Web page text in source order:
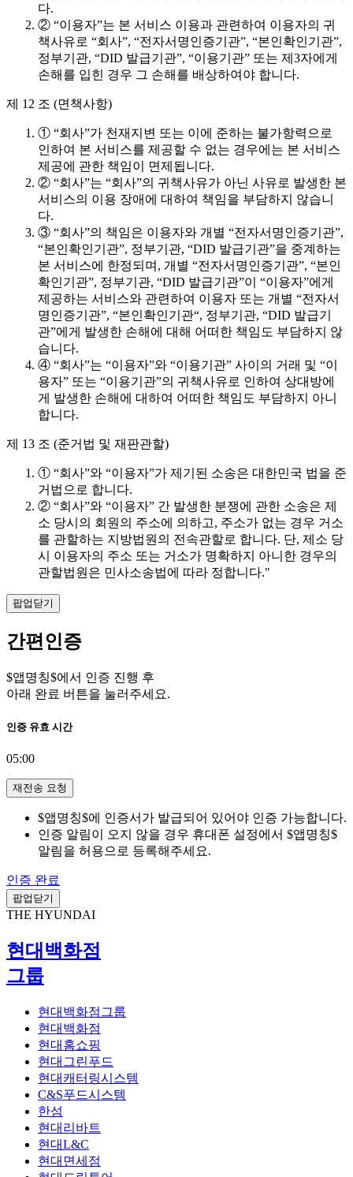
다.
② “이용자”는 본 서비스 이용과 관련하여 이용자의 귀
책사유로 “회사”, “전자서명인증기관”, “본인확인기관”,
정부기관, “DID 발급기관”, “이용기관” 또는 제3자에게
손해를 입힌 경우 그 손해를 배상하여야 합니다.
제 12 조 (면책사항)
① “회사”가 천재지변 또는 이에 준하는 불가항력으로
인하여 본 서비스를 제공할 수 없는 경우에는 본 서비스
제공에 관한 책임이 면제됩니다.
② “회사”는 “회사”의 귀책사유가 아닌 사유로 발생한 본
서비스의 이용 장애에 대하여 책임을 부담하지 않습니
다.
③ “회사”의 책임은 이용자와 개별 “전자서명인증기관”,
“본인확인기관”, 정부기관, “DID 발급기관”을 중계하는
본 서비스에 한정되며, 개별 “전자서명인증기관”, “본인
확인기관”, 정부기관, “DID 발급기관”이 “이용자”에게
제공하는 서비스와 관련하여 이용자 또는 개별 “전자서
명인증기관”, “본인확인기관“, 정부기관, “DID 발급기
관”에게 발생한 손해에 대해 어떠한 책임도 부담하지 않
습니다.
④ “회사”는 “이용자”와 “이용기관” 사이의 거래 및 “이
용자” 또는 “이용기관”의 귀책사유로 인하여 상대방에
게 발생한 손해에 대하여 어떠한 책임도 부담하지 아니
합니다.
제 13 조 (준거법 및 재판관할)
① “회사”와 “이용자”가 제기된 소송은 대한민국 법을 준
거법으로 합니다.
② “회사”와 “이용자” 간 발생한 분쟁에 관한 소송은 제
소 당시의 회원의 주소에 의하고, 주소가 없는 경우 거소
를 관할하는 지방법원의 전속관할로 합니다. 단, 제소 당
시 이용자의 주소 또는 거소가 명확하지 아니한 경우의
관할법원은 민사소송법에 따라 정합니다."
팝업닫기
간편인증
$앱명칭$에서 인증 진행 후
아래 완료 버튼을 눌러주세요.
인증 유효 시간
05:00
재전송 요청
$앱명칭$에 인증서가 발급되어 있어야 인증 가능합니다.
인증 알림이 오지 않을 경우 휴대폰 설정에서 $앱명칭$
알림을 허용으로 등록해주세요.
인증 완료
팝업닫기
THE HYUNDAI
현대백화점
그룹
현대백화점그룹
현대백화점
현대홈쇼핑
현대그린푸드
현대캐터링시스템
C&S푸드시스템
한섬
현대리바트
현대L&C
현대면세점